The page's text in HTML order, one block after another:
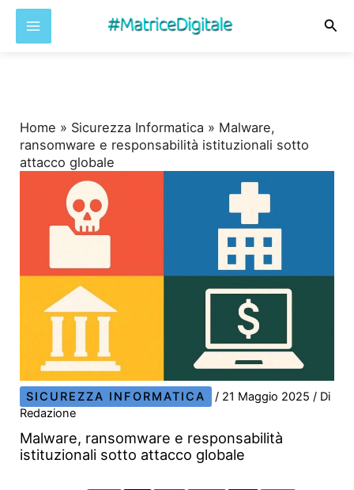
Home » Sicurezza Informatica » Malware,
ransomware e responsabilità istituzionali sotto
attacco globale
SICUREZZA INFORMATICA / 21 Maggio 2025/ Di
Redazione
Malware, ransomware e responsabilità
istituzionali sotto attacco globale